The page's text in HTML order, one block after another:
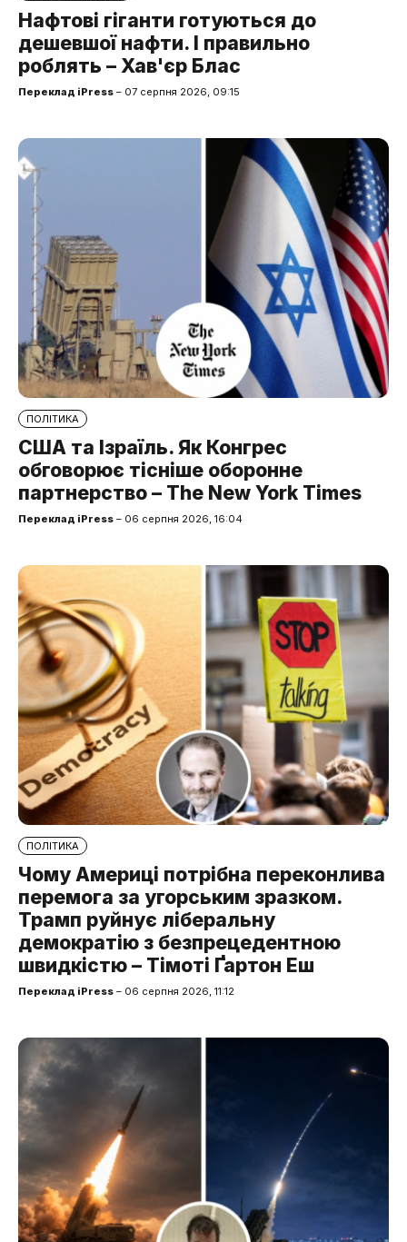
Нафтові гіганти готуються до
дешевшої нафти. І правильно
роблять – Хав'єр Блас
Переклад iPress – 07 серпня 2026, 09:15
ПОЛІТИКА
США та Ізраїль. Як Конгрес
обговорює тісніше оборонне
партнерство – The New York Times
Переклад iPress – 06 серпня 2026, 16:04
ПОЛІТИКА
Чому Америці потрібна переконлива
перемога за угорським зразком.
Трамп руйнує ліберальну
демократію з безпрецедентною
швидкістю – Тімоті Ґартон Еш
Переклад iPress – 06 серпня 2026, 11:12